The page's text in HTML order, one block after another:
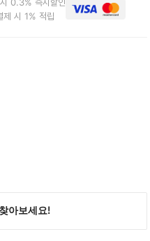
제 시 1% 적립